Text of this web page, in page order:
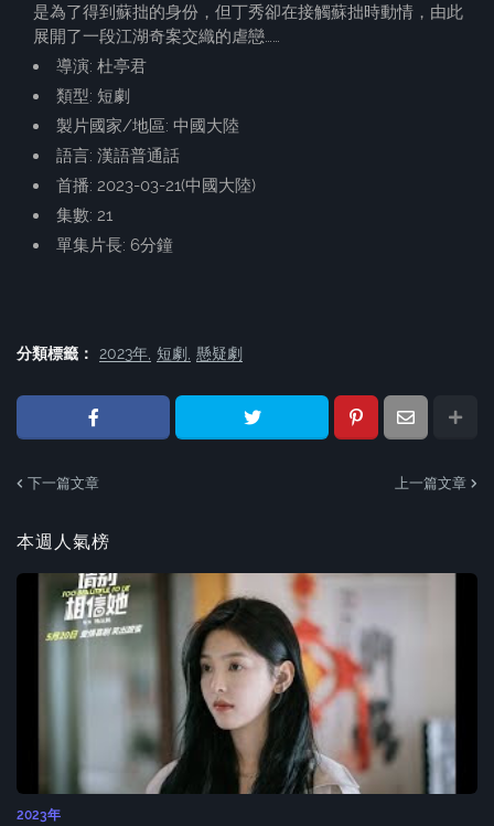
是為了得到蘇拙的身份，但丁秀卻在接觸蘇拙時動情，由此
展開了一段江湖奇案交織的虐戀……
導演: 杜亭君
類型: 短劇
製片國家/地區: 中國大陸
語言: 漢語普通話
首播: 2023-03-21(中國大陸)
集數: 21
單集片長: 6分鐘
分類標籤： 2023年 短劇 懸疑劇
下一篇文章 上一篇文章
本週人氣榜
2023年